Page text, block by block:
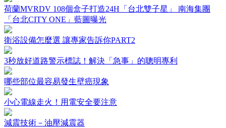
荷蘭MVRDV 108個盒子打造24H「台北雙子星」 南海集團
「台北CITY ONE」藍圖曝光
衛浴設備怎麼選 讓專家告訴你PART2
3秒放好道路警示標誌！解決「急事」的聰明專利
哪些部位最容易發生壁癌現象
小心電線走火！用電安全要注意
減震技術－油壓減震器